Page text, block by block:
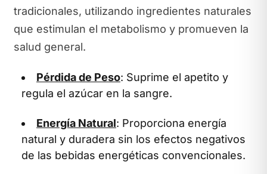
tradicionales, utilizando ingredientes naturales
que estimulan el metabolismo y promueven la
salud general.
Pérdida de Peso: Suprime el apetito y
regula el azúcar en la sangre.
Energía Natural: Proporciona energía
natural y duradera sin los efectos negativos
de las bebidas energéticas convencionales.